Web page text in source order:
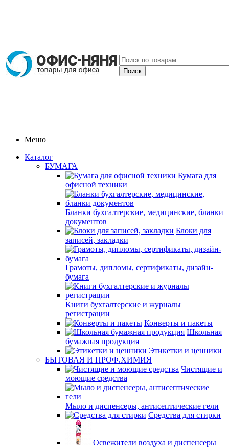
Меню
Каталог
БУМАГА
Бумага для
офисной техники
Бланки бухгалтерские, медицинские, бланки
документов
Блоки для
записей, закладки
Грамоты, дипломы, сертификаты, дизайн-
бумага
Книги бухгалтерские и журналы
регистрации
Конверты и пакеты
Школьная
бумажная продукция
Этикетки и ценники
БЫТОВАЯ И ПРОФ.ХИМИЯ
Чистящие и
моющие средства
Мыло и диспенсеры, антисептические гели
Средства для стирки
Освежители воздуха и диспенсеры